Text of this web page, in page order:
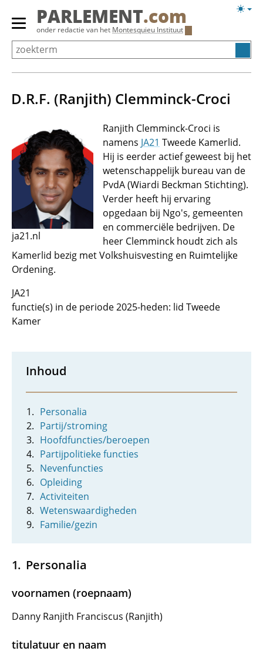
Overslaan
Primair
menu
tonen/verbergen
PARLEMENT.com
onder redactie van het Montesquieu Instituut
D.R.F. (Ranjith) Clemminck-Croci
ja21.nl
Ranjith Clemminck-Croci is
namens JA21 Tweede Kamerlid.
Hij is eerder actief geweest bij het
wetenschappelijk bureau van de
PvdA (Wiardi Beckman Stichting).
Verder heeft hij ervaring
opgedaan bij Ngo's, gemeenten
en commerciële bedrijven. De
heer Clemminck houdt zich als
Kamerlid bezig met Volkshuisvesting en Ruimtelijke
Ordening.
JA21
functie(s) in de periode 2025-heden: lid Tweede
Kamer
Inhoud
Personalia
Partij/stroming
Hoofdfuncties/beroepen
Partijpolitieke functies
Nevenfuncties
Opleiding
Activiteiten
Wetenswaardigheden
Familie/gezin
Personalia
voornamen (roepnaam)
Danny Ranjith Franciscus (Ranjith)
titulatuur en naam